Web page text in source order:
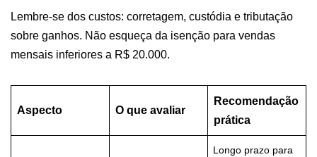
Lembre-se dos custos: corretagem, custódia e tributação
sobre ganhos. Não esqueça da isenção para vendas
mensais inferiores a R$ 20.000.
Aspecto O que avaliar
Recomendação
prática
Longo prazo para